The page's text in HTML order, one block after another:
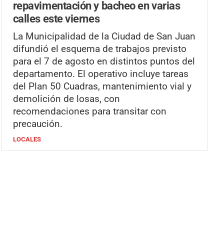
repavimentación y bacheo en varias
calles este viernes
La Municipalidad de la Ciudad de San Juan
difundió el esquema de trabajos previsto
para el 7 de agosto en distintos puntos del
departamento. El operativo incluye tareas
del Plan 50 Cuadras, mantenimiento vial y
demolición de losas, con
recomendaciones para transitar con
precaución.
LOCALES